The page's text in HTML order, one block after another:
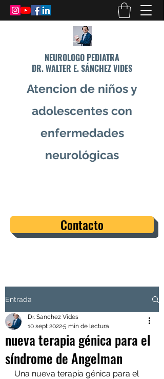
NEUROLOGO PEDIATRA
DR. WALTER E. SÁNCHEZ VIDES
Atencion de niños y
adolescentes con
enfermedades
neurológicas
Contacto
Entrada
nueva terapia génica para el
síndrome de Angelman
Dr. Sanchez Vides
10 sept 20225 min de lectura
Una nueva terapia génica para el